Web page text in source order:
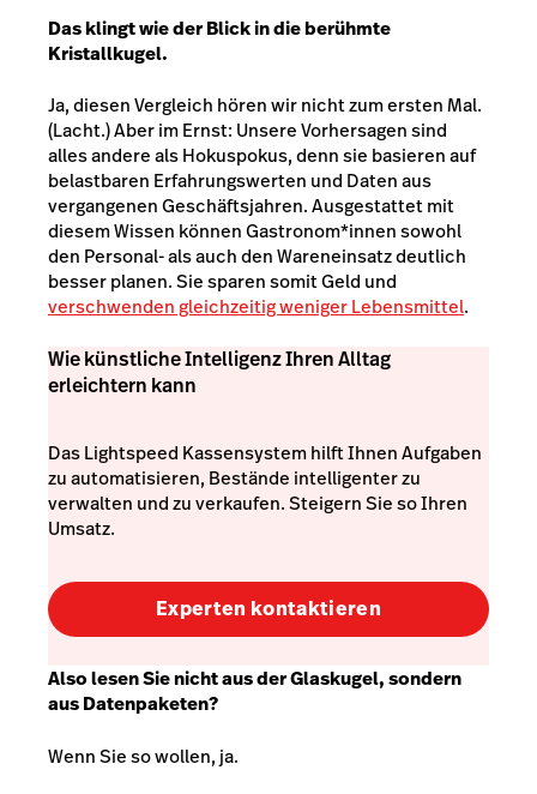
Das klingt wie der Blick in die berühmte
Kristallkugel.
Ja, diesen Vergleich hören wir nicht zum ersten Mal.
(Lacht.) Aber im Ernst: Unsere Vorhersagen sind
alles andere als Hokuspokus, denn sie basieren auf
belastbaren Erfahrungswerten und Daten aus
vergangenen Geschäftsjahren. Ausgestattet mit
diesem Wissen können Gastronom*innen sowohl
den Personal- als auch den Wareneinsatz deutlich
besser planen. Sie sparen somit Geld und
verschwenden gleichzeitig weniger Lebensmittel.
Wie künstliche Intelligenz Ihren Alltag
erleichtern kann
Das Lightspeed Kassensystem hilft Ihnen Aufgaben
zu automatisieren, Bestände intelligenter zu
verwalten und zu verkaufen. Steigern Sie so Ihren
Umsatz.
Experten kontaktieren
Also lesen Sie nicht aus der Glaskugel, sondern
aus Datenpaketen?
Wenn Sie so wollen, ja.